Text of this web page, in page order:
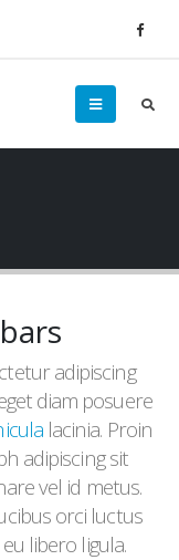
adipiscing
diam posuere
lacinia. Proin
adipiscing sit
vel id metus.
orci luctus
libero ligula.